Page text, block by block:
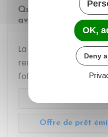
Quelles
avant un
La réponse de la
remboursement
l'offre de prêt qu'elle
Offre de prêt
Offre de prêt
OK,
Deny